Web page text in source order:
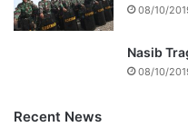
08/10/
Nasib
08/10/
Recent News